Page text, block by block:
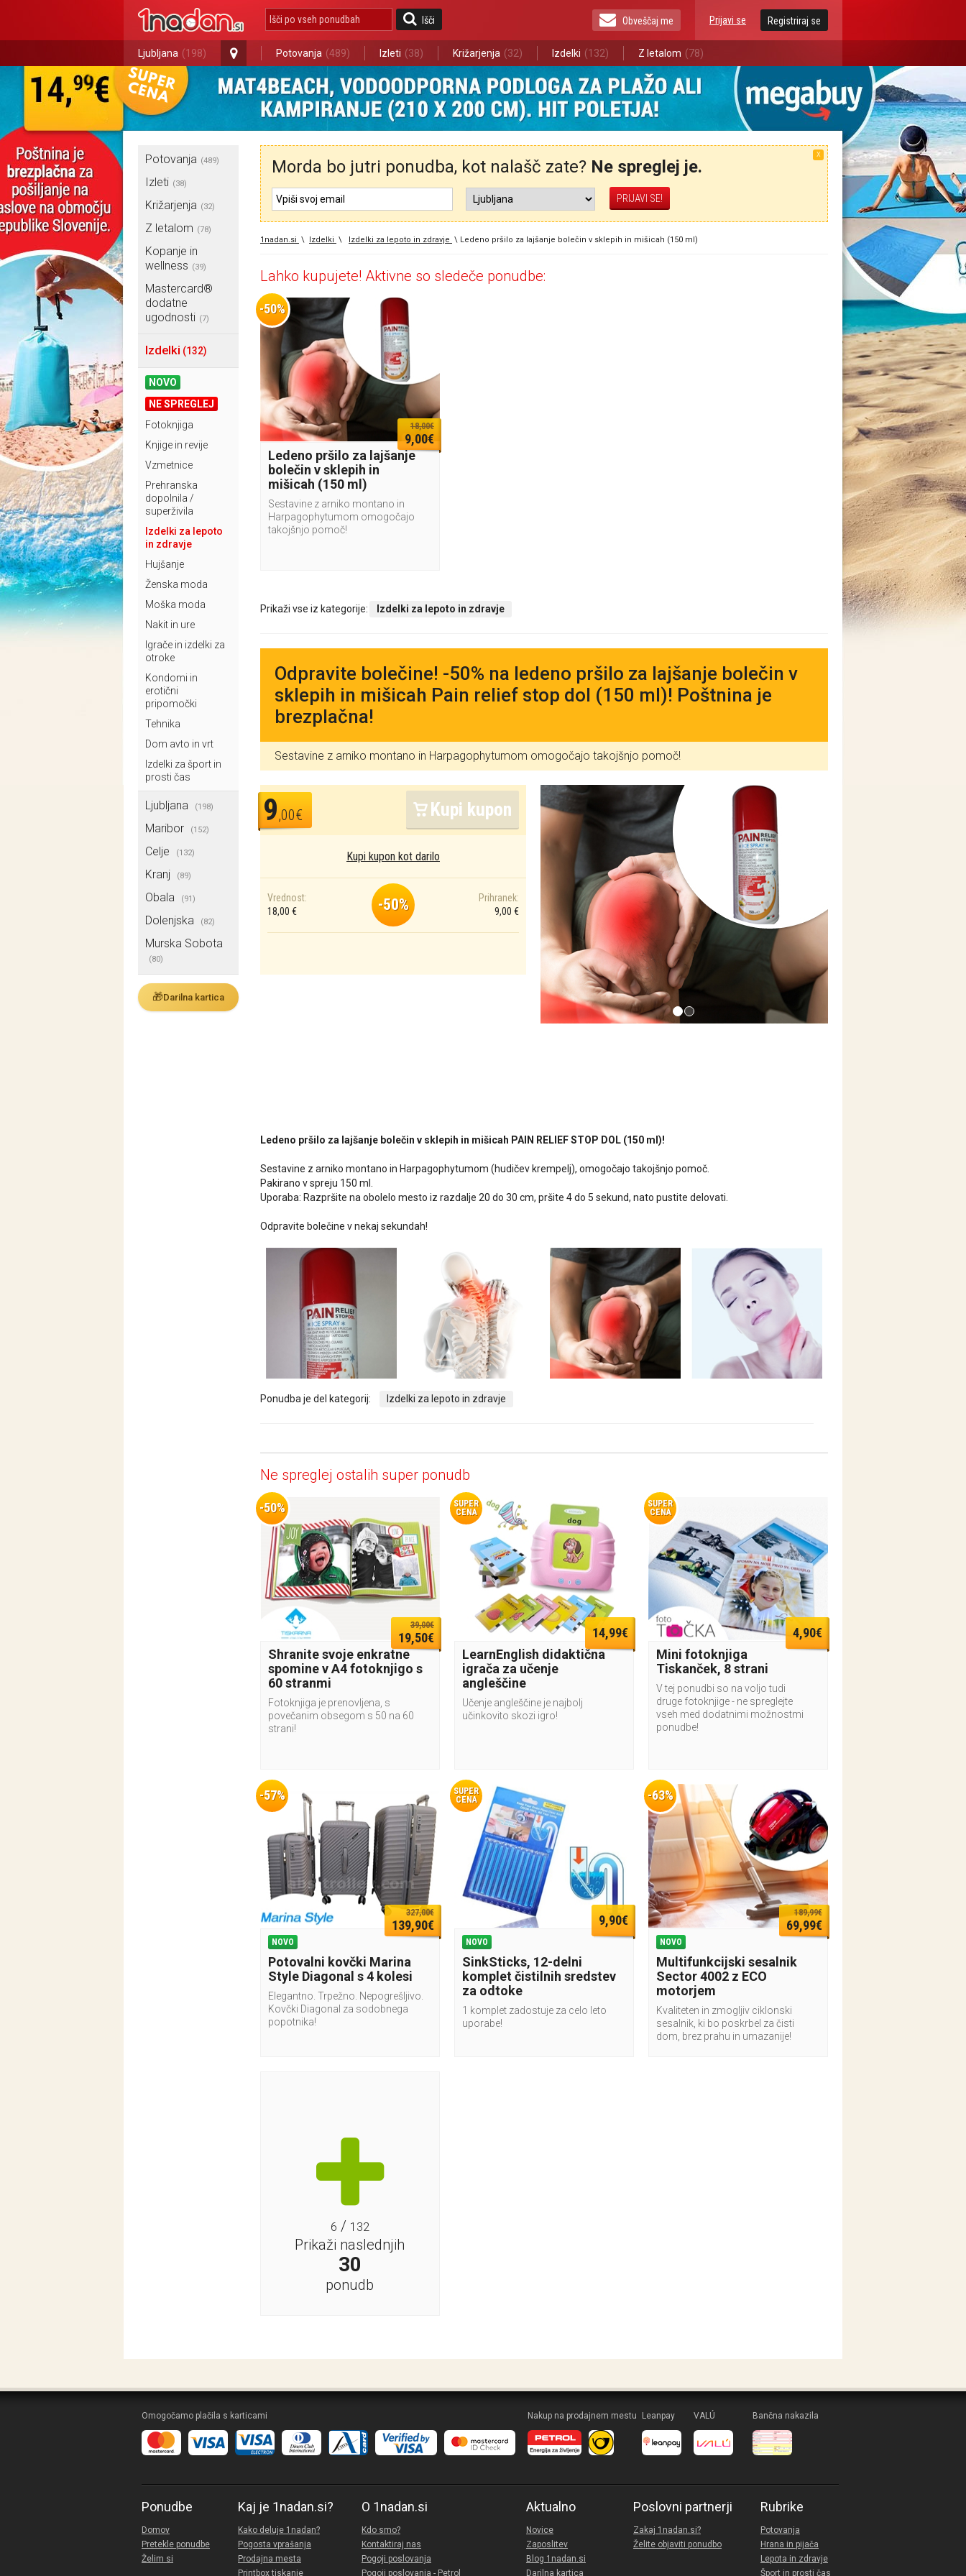
Išči Prijavi se Registriraj se
Obveščaj me
Ljubljana (198) Potovanja (489) Izleti (38) Križarjenja (32) Izdelki (132) Z letalom (78)
Potovanja (489)
Izleti (38)
Križarjenja (32)
Z letalom (78)
Kopanje in
wellness (39)
Mastercard®
dodatne
ugodnosti (7)
Izdelki (132)
NOVO
NE SPREGLEJ
Fotoknjiga
Knjige in revije
Vzmetnice
Prehranska
dopolnila /
superživila
Izdelki za lepoto
in zdravje
Hujšanje
Ženska moda
Moška moda
Nakit in ure
Igrače in izdelki za
otroke
Kondomi in
erotični
pripomočki
Tehnika
Dom avto in vrt
Izdelki za šport in
prosti čas
Ljubljana (198)
Maribor (152)
Celje (132)
Kranj (89)
Obala (91)
Dolenjska (82)
Murska Sobota
(80)
🎁Darilna kartica
X
Morda bo jutri ponudba, kot nalašč zate? Ne spreglej je.
1nadan.si \ Izdelki \ Izdelki za lepoto in zdravje \ Ledeno pršilo za lajšanje bolečin v sklepih in mišicah (150 ml)
Lahko kupujete! Aktivne so sledeče ponudbe:
-50%
18,00€
9,00€
Ledeno pršilo za lajšanje
bolečin v sklepih in
mišicah (150 ml)
Sestavine z arniko montano in
Harpagophytumom omogočajo
takojšnjo pomoč!
Prikaži vse iz kategorije: Izdelki za lepoto in zdravje
Odpravite bolečine! -50% na ledeno pršilo za lajšanje bolečin v
sklepih in mišicah Pain relief stop dol (150 ml)! Poštnina je
brezplačna!
Sestavine z arniko montano in Harpagophytumom omogočajo takojšnjo pomoč!
9,00€ Kupi kupon
Kupi kupon kot darilo
Vrednost:
18,00 €
-50%
Prihranek:
9,00 €
Ledeno pršilo za lajšanje bolečin v sklepih in mišicah PAIN RELIEF STOP DOL (150 ml)!
Sestavine z arniko montano in Harpagophytumom (hudičev krempelj), omogočajo takojšnjo pomoč.
Pakirano v spreju 150 ml.
Uporaba: Razpršite na obolelo mesto iz razdalje 20 do 30 cm, pršite 4 do 5 sekund, nato pustite delovati.
Odpravite bolečine v nekaj sekundah!
Ponudba je del kategorij: Izdelki za lepoto in zdravje
Ne spreglej ostalih super ponudb
-50%
39,00€
19,50€
Shranite svoje enkratne
spomine v A4 fotoknjigo s
60 stranmi
Fotoknjiga je prenovljena, s
povečanim obsegom s 50 na 60
strani!
SUPER
CENA
14,99€
LearnEnglish didaktična
igrača za učenje
angleščine
Učenje angleščine je najbolj
učinkovito skozi igro!
SUPER
CENA
4,90€
Mini fotoknjiga
Tiskanček, 8 strani
V tej ponudbi so na voljo tudi
druge fotoknjige - ne spreglejte
vseh med dodatnimi možnostmi
ponudbe!
-57%
327,00€
139,90€
NOVO
Potovalni kovčki Marina
Style Diagonal s 4 kolesi
Elegantno. Trpežno. Nepogrešljivo.
Kovčki Diagonal za sodobnega
popotnika!
SUPER
CENA
9,90€
NOVO
SinkSticks, 12-delni
komplet čistilnih sredstev
za odtoke
1 komplet zadostuje za celo leto
uporabe!
-63%
189,99€
69,99€
NOVO
Multifunkcijski sesalnik
Sector 4002 z ECO
motorjem
Kvaliteten in zmogljiv ciklonski
sesalnik, ki bo poskrbel za čisti
dom, brez prahu in umazanije!
6 / 132
Prikaži naslednjih
30
ponudb
Omogočamo plačila s karticami Nakup na prodajnem mestu Leanpay VALÚ Bančna nakazila
Ponudbe
Domov
Pretekle ponudbe
Želim si
Kaj je 1nadan.si?
Kako deluje 1nadan?
Pogosta vprašanja
Prodajna mesta
Printbox tiskanje
O 1nadan.si
Kdo smo?
Kontaktiraj nas
Pogoji poslovanja
Pogoji poslovanja - Petrol
Aktualno
Novice
Zaposlitev
Blog 1nadan.si
Darilna kartica
Poslovni partnerji
Zakaj 1nadan.si?
Želite objaviti ponudbo
Rubrike
Potovanja
Hrana in pijača
Lepota in zdravje
Šport in prosti čas